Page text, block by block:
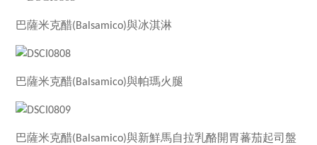
巴薩米克醋(Balsamico)與冰淇淋
巴薩米克醋(Balsamico)與帕瑪火腿
巴薩米克醋(Balsamico)與新鮮馬自拉乳酪開胃蕃茄起司盤